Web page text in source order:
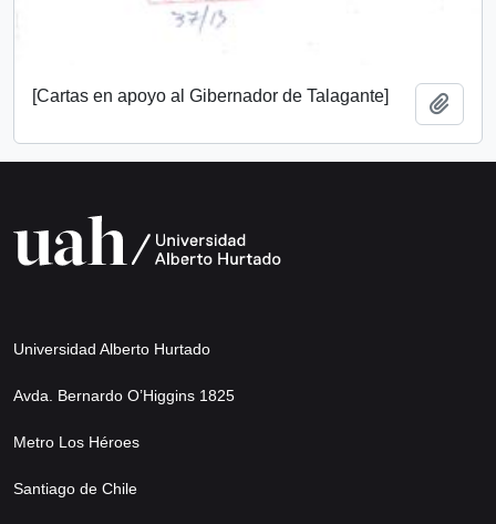
[Cartas en apoyo al Gibernador de Talagante]
Universidad Alberto Hurtado
Avda. Bernardo O’Higgins 1825
Metro Los Héroes
Santiago de Chile